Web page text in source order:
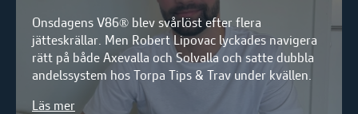
Onsdagens V86® blev svårlöst efter flera
jätteskrällar. Men Robert Lipovac lyckades navigera
rätt på både Axevalla och Solvalla och satte dubbla
andelssystem hos Torpa Tips & Trav under kvällen.
Läs mer